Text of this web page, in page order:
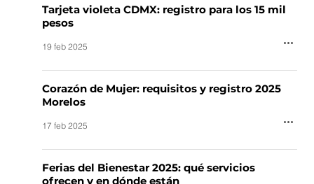
Tarjeta violeta CDMX: registro para los 15 mil
pesos
19 feb 2025
Corazón de Mujer: requisitos y registro 2025
Morelos
17 feb 2025
Ferias del Bienestar 2025: qué servicios
ofrecen y en dónde están